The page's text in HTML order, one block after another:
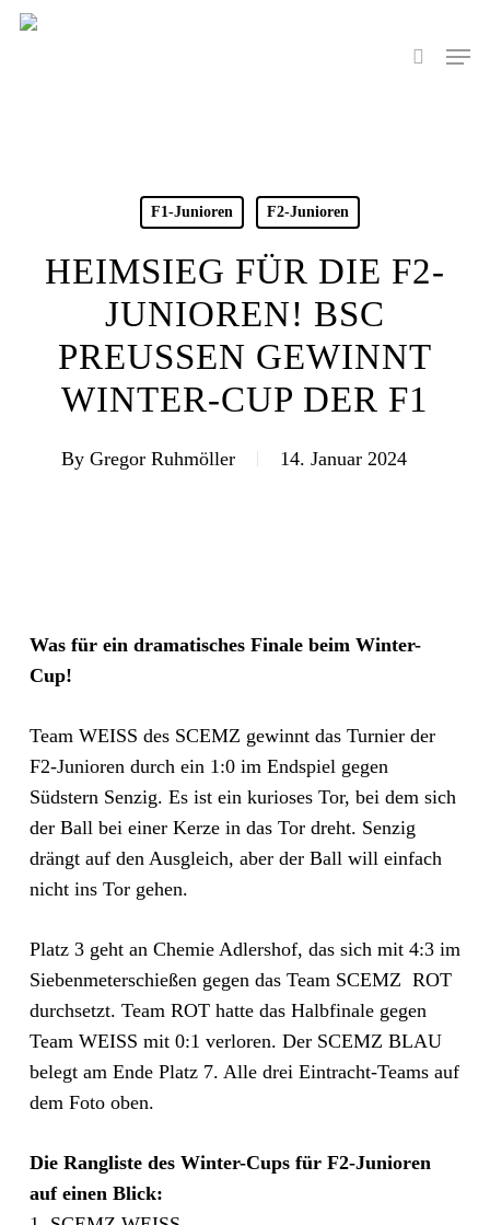
Skip
search
Menu
F1-Junioren F2-Junioren
HEIMSIEG FÜR DIE F2-
JUNIOREN! BSC
PREUSSEN GEWINNT W
INTER-CUP DER F1
By Gregor Ruhmöller 14. Januar 2024
Was für ein dramatisches Finale beim Winter-
Cup!
Team WEISS des SCEMZ gewinnt das Turnier der
F2-Junioren durch ein 1:0 im Endspiel gegen
Südstern Senzig. Es ist ein kurioses Tor, bei dem sich
der Ball bei einer Kerze in das Tor dreht. Senzig
drängt auf den Ausgleich, aber der Ball will einfach
nicht ins Tor gehen.
Platz 3 geht an Chemie Adlershof, das sich mit 4:3 im
Siebenmeterschießen gegen das Team SCEMZ ROT
durchsetzt. Team ROT hatte das Halbfinale gegen
Team WEISS mit 0:1 verloren. Der SCEMZ BLAU
belegt am Ende Platz 7. Alle drei Eintracht-Teams auf
dem Foto oben.
Die Rangliste des Winter-Cups für F2-Junioren
auf einen Blick: